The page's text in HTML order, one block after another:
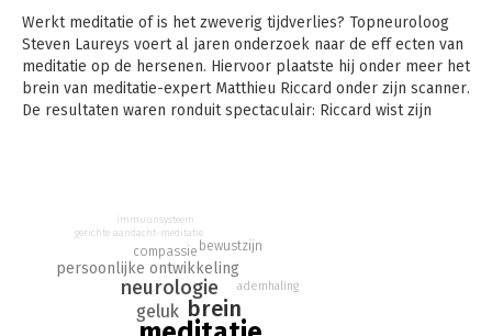
Werkt meditatie of is het zweverig tijdverlies? Topneuroloog
Steven Laureys voert al jaren onderzoek naar de eff ecten van
meditatie op de hersenen. Hiervoor plaatste hij onder meer het
brein van meditatie-expert Matthieu Riccard onder zijn scanner.
De resultaten waren ronduit spectaculair: Riccard wist zijn
positieve veranderingen van meditatie te ervaren. Meditatie kan
het leven van
iedereen veranderen en Laureys legt in dit boek haarfijn uit
De lezer krijgt inzicht in de werking van meditatie en de
effecten op lichaam en geest. Daarnaast wordt hij via een
brein
neurologie
geluk
persoonlijke ontwikkeling
compassie bewustzijn
ademhaling
gerichte aandacht-meditatie
immuunsysteem